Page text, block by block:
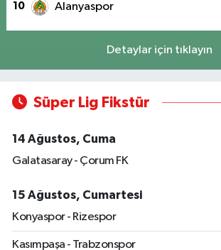
10 Alanyaspor
Detaylar için tıklayın
Süper Lig Fikstür
14 Ağustos, Cuma
Galatasaray - Çorum FK
15 Ağustos, Cumartesi
Konyaspor - Rizespor
Kasımpaşa - Trabzonspor